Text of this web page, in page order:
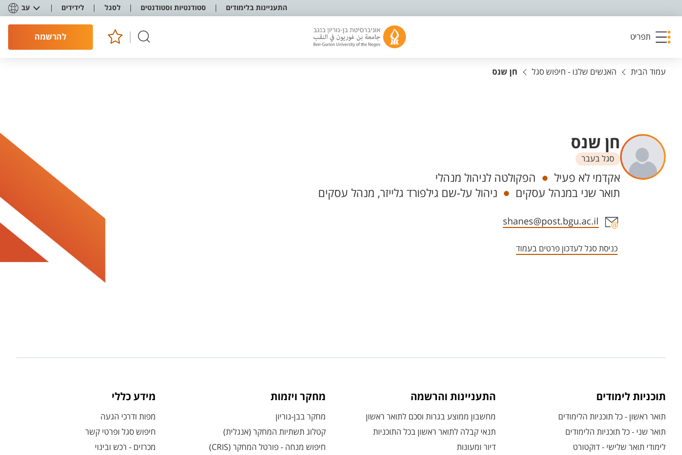
התעניינות בלימודים סטודנטיות וסטודנטים לסגל לידידים עב
תפריט להרשמה
עמוד הבית האנשים שלנו - חיפוש סגל חן שנס
חן שנס
סגל בעבר
יחידות
אקדמי לא פעיל
הפקולטה לניהול מנהלי
תואר שני במנהל עסקים
ניהול על-שם גילפורד גלייזר, מנהל עסקים
אזור צור קשר עם איש הסגל
shanes@post.bgu.ac.il
כניסת סגל לעדכון פרטים בעמוד
תוכניות לימודים
תואר ראשון - כל תוכניות הלימודים
תואר שני - כל תוכניות הלימודים
לימודי תואר שלישי - דוקטורט
התעניינות והרשמה
מחשבון ממוצע בגרות וסכם לתואר ראשון
תנאי קבלה לתואר ראשון בכל התוכניות
דיור ומעונות
מחקר ויזמות
מחקר בבן-גוריון
קטלוג תשתיות המחקר (אנגלית)
חיפוש מנחה - פורטל המחקר (CRIS)
מידע כללי
מפות ודרכי הגעה
חיפוש סגל ופרטי קשר
מכרזים - רכש ובינוי